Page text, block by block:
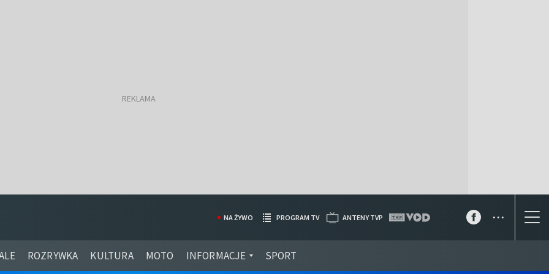
ROZRYWKA KULTURA MOTO INFORMACJE SPORT
NA ŻYWO PROGRAM TV ANTENY TVP ...